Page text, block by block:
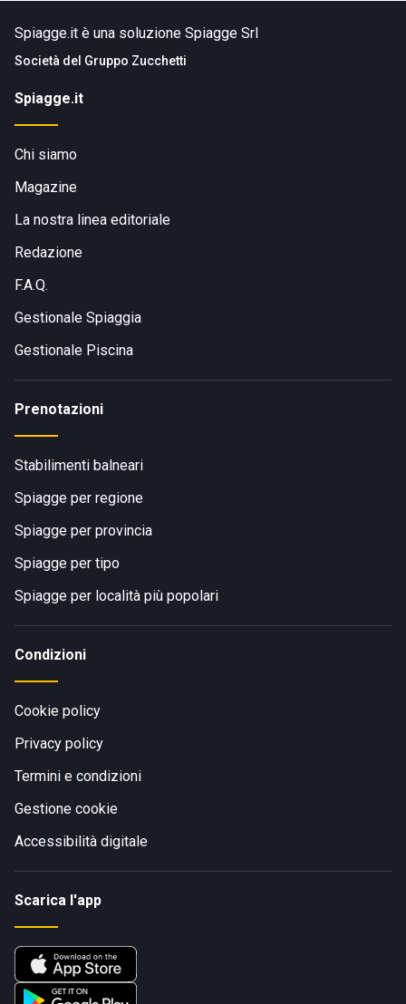
Spiagge.it è una soluzione Spiagge Srl
Società del Gruppo Zucchetti
Spiagge.it
Chi siamo
Magazine
La nostra linea editoriale
Redazione
F.A.Q.
Gestionale Spiaggia
Gestionale Piscina
Prenotazioni
Stabilimenti balneari
Spiagge per regione
Spiagge per provincia
Spiagge per tipo
Spiagge per località più popolari
Condizioni
Cookie policy
Privacy policy
Termini e condizioni
Gestione cookie
Accessibilità digitale
Scarica l'app